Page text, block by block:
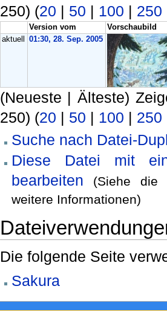
250) (20 | 50 | 100 | 250
Version vom
Vorschaubild
aktuell
01:30, 28. Sep. 2005
(Neueste | Älteste)
250) (20 | 50 | 100 | 250
Suche nach Datei-
Diese Datei mit
bearbeiten
(Siehe die
weitere Informationen)
Die folgende Seite
Sakura